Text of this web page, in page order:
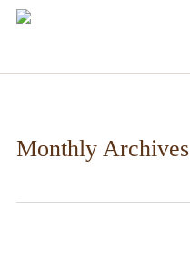
Monthly Archives